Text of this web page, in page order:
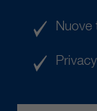
Nuove
Privacy